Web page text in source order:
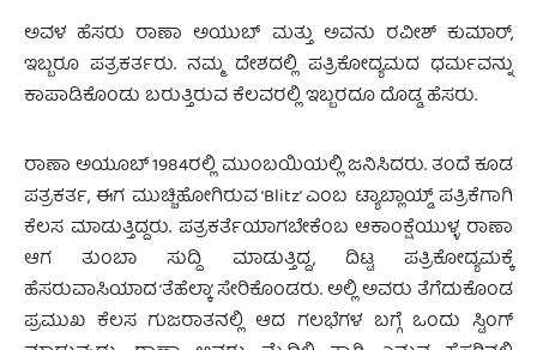
ಅವಳ ಹೆಸರು ರಾಣಾ ಅಯುಬ್ ಮತ್ತು ಅವನು ರವೀಶ್ ಕುಮಾರ್,
ಇಬ್ಬರೂ ಪತ್ರಕರ್ತರು. ನಮ್ಮ ದೇಶದಲ್ಲಿ ಪತ್ರಿಕೋದ್ಯಮದ ಧರ್ಮವನ್ನು
ಕಾಪಾಡಿಕೊಂಡು ಬರುತ್ತಿರುವ ಕೆಲವರಲ್ಲಿ ಇಬ್ಬರದೂ ದೊಡ್ಡ ಹೆಸರು.
ರಾಣಾ ಅಯೂಬ್ 1984ರಲ್ಲಿ ಮುಂಬಯಿಯಲ್ಲಿ ಜನಿಸಿದರು. ತಂದೆ ಕೂಡ
ಪತ್ರಕರ್ತ, ಈಗ ಮುಚ್ಚಿಹೋಗಿರುವ ‘Blitz’ ಎಂಬ ಟ್ಯಾಬ್ಲಾಯ್ಡ್ ಪತ್ರಿಕೆಗಾಗಿ
ಕೆಲಸ ಮಾಡುತ್ತಿದ್ದರು. ಪತ್ರಕರ್ತೆಯಾಗಬೇಕೆಂಬ ಆಕಾಂಕ್ಷೆಯುಳ್ಳ ರಾಣಾ
ಆಗ ತುಂಬಾ ಸುದ್ದಿ ಮಾಡುತ್ತಿದ್ದ, ದಿಟ್ಟ ಪತ್ರಿಕೋದ್ಯಮಕ್ಕೆ
ಹೆಸರುವಾಸಿಯಾದ ‘ತೆಹೆಲ್ಕಾ’ ಸೇರಿಕೊಂಡರು. ಅಲ್ಲಿ ಅವರು ತೆಗೆದುಕೊಂಡ
ಪ್ರಮುಖ ಕೆಲಸ ಗುಜರಾತನಲ್ಲಿ ಆದ ಗಲಭೆಗಳ ಬಗ್ಗೆ ಒಂದು ಸ್ಟಿಂಗ್